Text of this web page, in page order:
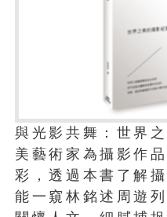
與光影共舞：世界
美藝術家為攝影作
彩，透過本書了解
能一窺林銘述周遊